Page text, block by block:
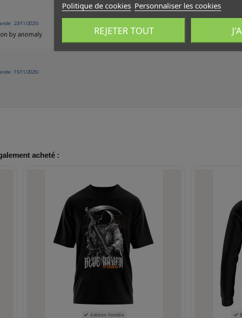
: 23/11/2025)
by anomaly
: 15/11/2025)
acheté :
édition limitée
Politique de cookies Personnaliser les cookies
REJETER TOUT